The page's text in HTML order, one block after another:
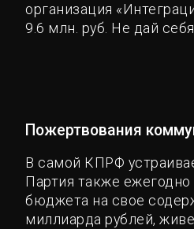
организация
9.6 млн. руб. Не дай
Пожертвования
В самой КПРФ
Партия также ежегодно
бюджета на свое
миллиарда рублей,